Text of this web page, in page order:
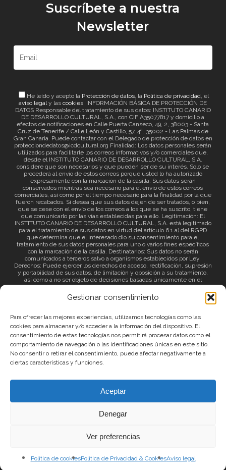
Gestionar consentimiento
Para ofrecer las mejores experiencias, utilizamos tecnologías como las
cookies para almacenar y/o acceder a la información del dispositivo. El
consentimiento de estas tecnologías nos permitirá procesar datos como el
comportamiento de navegación o las identificaciones únicas en este sitio.
No consentir o retirar el consentimiento, puede afectar negativamente a
ciertas características y funciones.
Aceptar
Denegar
Ver preferencias
Política de cookiesPolítica de Privacidad & CookiesAviso legal
Suscríbete a nuestra
Newsletter
He leído y acepto la Protección de datos, la Política de privacidad, el
aviso legaly lascookies. INFORMACIÓN BÁSICA DE PROTECCIÓN DE
DATOS Responsable del tratamiento de sus datos: INSTITUTO CANARIO
DE DESARROLLO CULTURAL, S.A., con CIF A35077817 y domicilio a
efectos de notificaciones en Calle Puerta Canseco, 49, 2, 38003 - Santa
Cruz de Tenerife / Calle León y Castillo, 57, 4ª. 35002 - Las Palmas de
Gran Canaria. Puede contactar con el Delegado de protección de datos en
protecciondedatos@icdcultural.org Finalidad: Los datos personales serán
utilizados para facilitarle los correos informativos y/o comerciales que,
desde el INSTITUTO CANARIO DE DESARROLLO CULTURAL, S.A.
considere que son necesarios y que pueden ser de su interés. Solo se
procederá al envío de estos correos porque usted lo ha autorizado
expresamente con la marcación de la casilla. Sus datos serán
conservados mientras sea necesario para el envío de estos correos
comerciales, así como por el tiempo necesario para la finalidad por la que
fueron recabados. Si desea que sus datos dejen de ser tratados, o bien,
que se cese con el envío de los correos a los que se ha suscrito, tiene
que comunicarlo por las vías establecidas para ello. Legitimación: El
INSTITUTO CANARIO DE DESARROLLO CULTURAL, S.A. está legitimado
para el tratamiento de sus datos en virtud del artículo 6.1.a) del RGPD
que determina que el interesado dio su consentimiento para el
tratamiento de sus datos personales para uno o varios fines específicos
con la marcación de la casilla. Destinatarios: Sus datos no serán
comunicados a terceros salvo a organismos establecidos por Ley.
Derechos: Puede ejercer los derechos de acceso, rectificación, supresión
y portabilidad de sus datos, de limitación y oposición a su tratamiento,
así como a no ser objeto de decisiones basadas únicamente en el
tratamiento automatizado de sus datos y revocar el consentimiento
prestado. Información adicional: Puede consultar la información adicional
a través del siguienteenlace.
© 2026 Canary Islands Film.
Protección de datos